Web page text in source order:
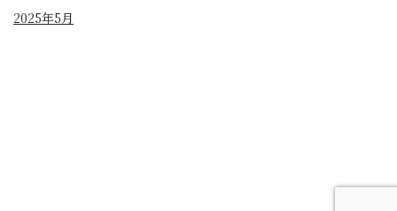
2025年5月